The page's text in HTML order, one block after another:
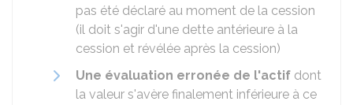
pas été déclaré au moment de la cession
(il doit s'agir d'une dette antérieure à la
cession et révélée après la cession)
Une évaluation erronée de l'actif dont
la valeur s'avère finalement inférieure à ce